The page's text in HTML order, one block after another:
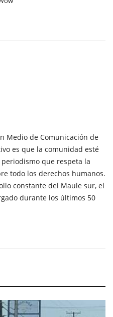
Medio de Comunicación de
es que la comunidad esté
que respeta la
todo los derechos humanos.
constante del Maule sur, el
durante los últimos 50